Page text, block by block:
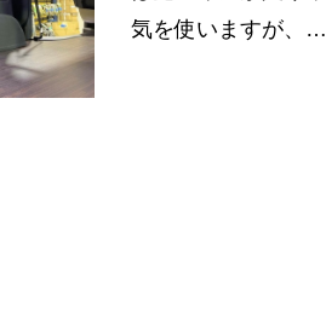
気を使いますが、…